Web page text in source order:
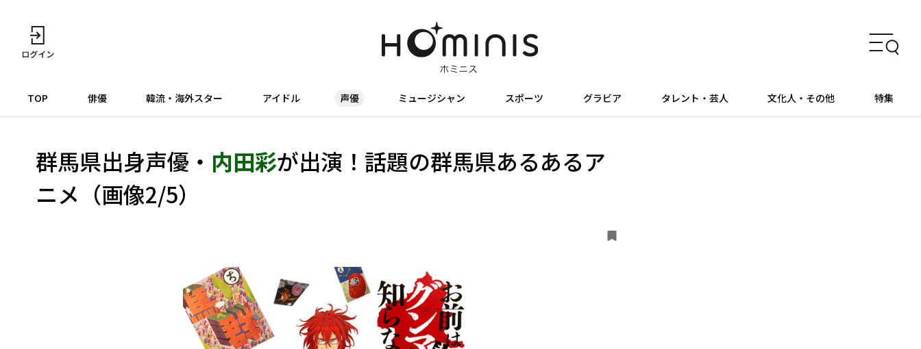
TOP 俳優 韓流・海外スター アイドル 声優 ミュージシャン スポーツ グラビア タレント・芸人 文化人・その他 特集
群馬県出身声優・ 内田彩が出演！話題の群馬県あるあるア
ニメ（画像2/5）